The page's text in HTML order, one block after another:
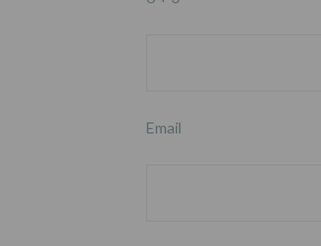
Email